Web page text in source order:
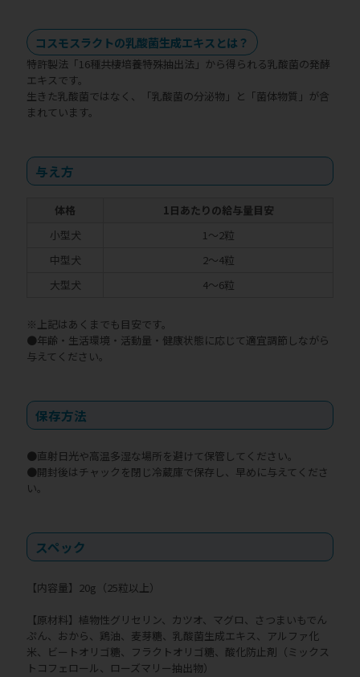
コスモスラクトの乳酸菌生成エキスとは？
特許製法「16種共棲培養特殊抽出法」から得られる乳酸菌の発酵
エキスです。
生きた乳酸菌ではなく、「乳酸菌の分泌物」と「菌体物質」が含
まれています。
与え方
体格
1日あたりの給与量目安
小型犬
1〜2粒
中型犬
2〜4粒
大型犬
4〜6粒
※上記はあくまでも目安です。
●年齢・生活環境・活動量・健康状態に応じて適宜調節しながら
与えてください。
保存方法
●直射日光や高温多湿な場所を避けて保管してください。
●開封後はチャックを閉じ冷蔵庫で保存し、早めに与えてくださ
い。
スペック
【内容量】20g（25粒以上）
【原材料】植物性グリセリン、カツオ、マグロ、さつまいもでん
ぷん、おから、鶏油、麦芽糖、乳酸菌生成エキス、アルファ化
米、ビートオリゴ糖、フラクトオリゴ糖、酸化防止剤（ミックス
トコフェロール、ローズマリー抽出物）